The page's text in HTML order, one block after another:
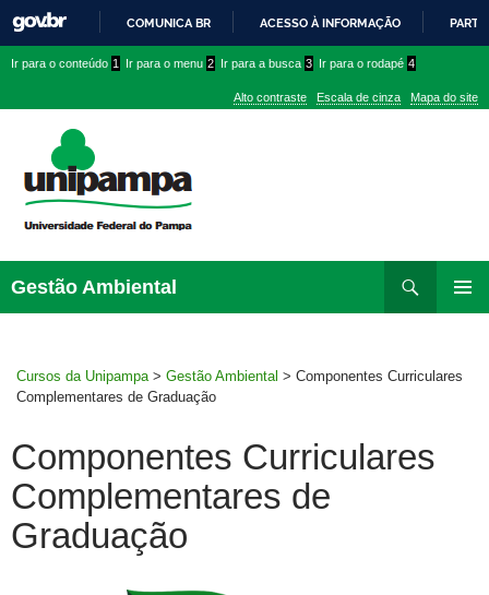
PARA
CONTEÚDO
COMUNICA BR ACESSO À INFORMAÇÃO
conteúdo
menu
superior
menu
Ir para o conteúdo 1 Ir para o menu 2 Ir para a busca 3 Ir para o rodapé 4
Alto contraste Escala de cinza Mapa do site
Gestão Ambiental
Cursos da Unipampa > Gestão Ambiental > Componentes Curriculares
Complementares de Graduação
Componentes Curriculares
Complementares de
Graduação